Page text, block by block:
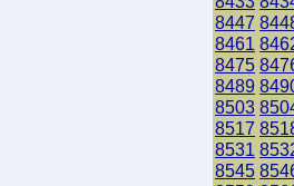
8447
8461
8475
8489
8503
8517
8531
8545